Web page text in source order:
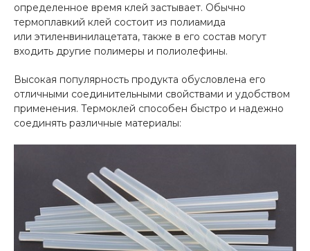
определенное время клей застывает. Обычно
термоплавкий клей состоит из полиамида
или этиленвинилацетата, также в его состав могут
входить другие полимеры и полиолефины.
Высокая популярность продукта обусловлена его
отличными соединительными свойствами и удобством
применения. Термоклей способен быстро и надежно
соединять различные материалы: